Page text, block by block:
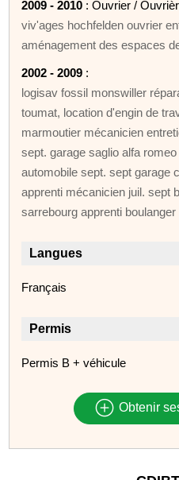
2009 - 2010 : Ouvrier /
viv'ages hochfelden ouvrier
aménagement des espaces
2002 - 2009 :
logisav fossil monswiller
toumat, location d'engin de
marmoutier mécanicien
sept. garage saglio alfa
automobile sept. sept garage
apprenti mécanicien juil. sept
sarrebourg apprenti boulanger
Langues
Français
Permis
Permis B + véhicule
Obtenir